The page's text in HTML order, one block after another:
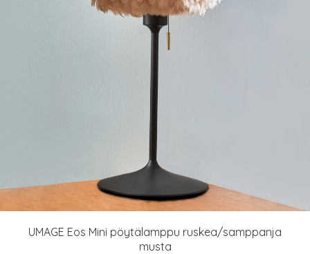
UMAGE Eos Mini pöytälamppu ruskea/samppanja
musta